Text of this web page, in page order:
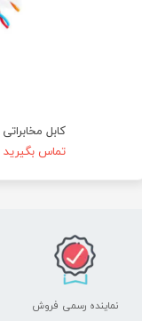
کابل مخابراتی 10 زوجی زمینی رسانا کابل
تماس بگیرید
نماینده رسمی فروش